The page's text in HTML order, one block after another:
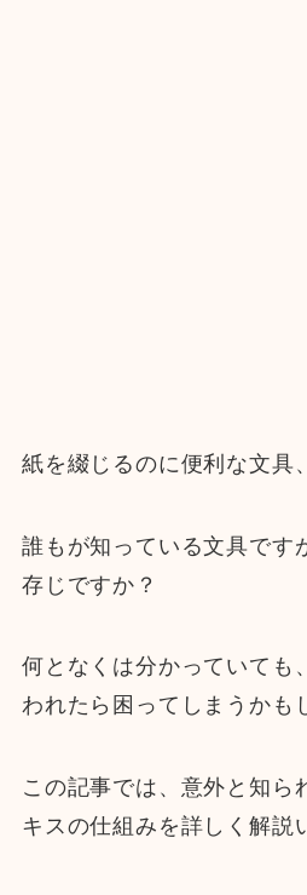
紙を綴じるのに便利な文具
誰もが知っている文具です
存じですか？
何となくは分かっていても
われたら困ってしまうかも
この記事では、意外と知ら
キスの仕組みを詳しく解説